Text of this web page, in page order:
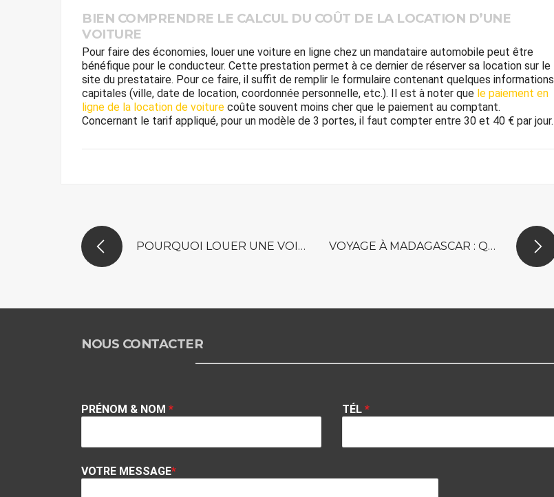
BIEN COMPRENDRE LE CALCUL DU COÛT DE LA LOCATION D’UNE
VOITURE
Pour faire des économies, louer une voiture en ligne chez un mandataire automobile peut être
bénéfique pour le conducteur. Cette prestation permet à ce dernier de réserver sa location sur le
site du prestataire. Pour ce faire, il suffit de remplir le formulaire contenant quelques informations
capitales (ville, date de location, coordonnée personnelle, etc.). Il est à noter que le paiement en
ligne de la location de voiture coûte souvent moins cher que le paiement au comptant.
Concernant le tarif appliqué, pour un modèle de 3 portes, il faut compter entre 30 et 40 € par jour.
POURQUOI LOUER UNE VOITURE LUXE AU MAROC ? VOYAGE À MADAGASCAR : QU’EN EST-IL DE LA LOCATION DE VOITURE ?
NOUS CONTACTER
PRÉNOM & NOM * TÉL*
VOTRE MESSAGE*